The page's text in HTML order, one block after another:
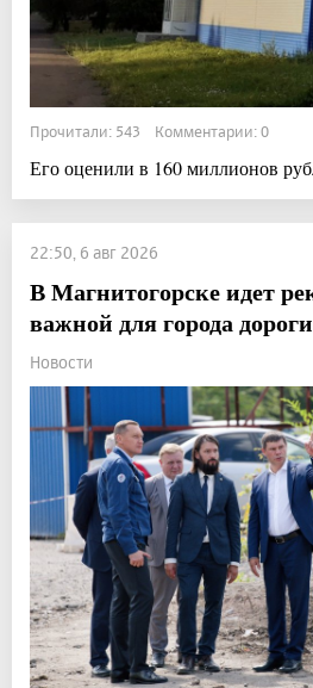
Прочитали: 543 Комментарии: 0
Его оценили в 160 миллионов
22:50, 6 авг 2026
В Магнитогорске идет
важной для города дороги
Новости